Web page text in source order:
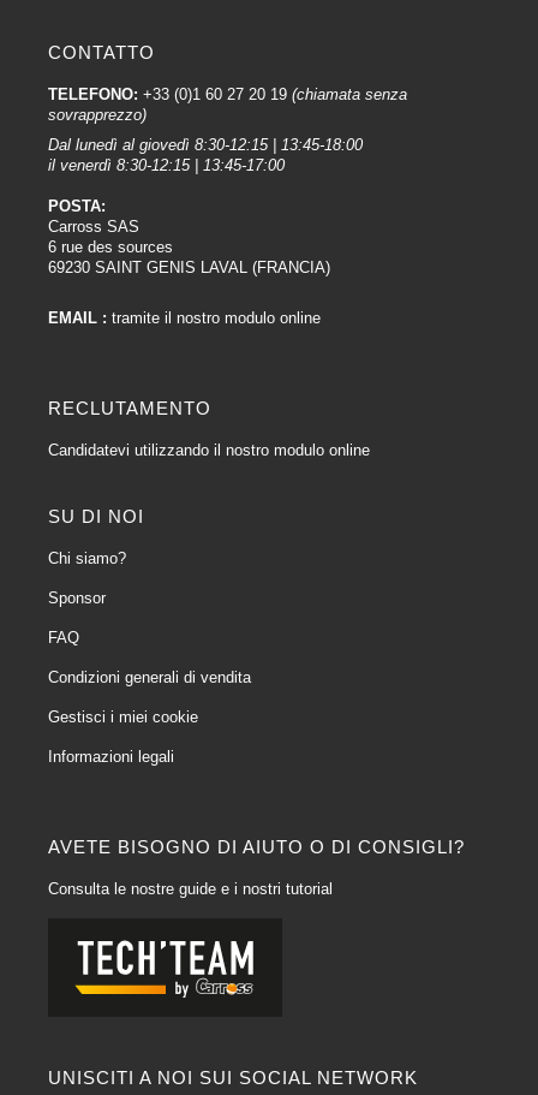
AVETE BISOGNO DI AIUTO O DI CONSIGLI?
Consulta le nostre guide e i nostri tutorial
UNISCITI A NOI SUI SOCIAL NETWORK
CONTATTO
TELEFONO: +33 (0)1 60 27 20 19 (chiamata senza
sovrapprezzo)
Dal lunedì al giovedì 8:30-12:15 | 13:45-18:00
il venerdì 8:30-12:15 | 13:45-17:00
POSTA:
Carross SAS
6 rue des sources
69230 SAINT GENIS LAVAL (FRANCIA)
EMAIL : tramite il nostro modulo online
RECLUTAMENTO
Candidatevi utilizzando il nostro modulo online
SU DI NOI
Chi siamo?
Sponsor
FAQ
Condizioni generali di vendita
Gestisci i miei cookie
Informazioni legali